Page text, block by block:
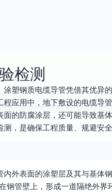
检测
塑钢质电缆导管凭借其优异
应用中，地下敷设的电缆导
的防腐涂层，还可能导致基
，是确保工程质量、规避安全
外表面的涂塑层及其与基体
管壁上，形成一道隔绝外界